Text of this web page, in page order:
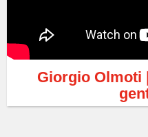
Giorgio Olmoti